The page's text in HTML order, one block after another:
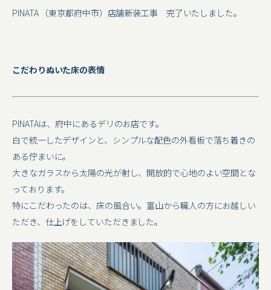
PINATA （東京都府中市）店舗新装工事 完了いたしました。
こだわりぬいた床の表情
PINATAは、府中にあるデリのお店です。
白で統一したデザインと、シンプルな配色の外看板で落ち着きの
ある佇まいに。
大きなガラスから太陽の光が射し、開放的で心地のよい空間とな
っております。
特にこだわったのは、床の風合い。富山から職人の方にお越しい
ただき、仕上げをしていただきました。